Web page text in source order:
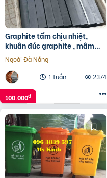
Graphite tấm chịu nhiệt,
khuân đúc graphite , mâm
khuấy, trục khuấy Graphite
cho bể mạ
Ngoài Đà Nẵng
1 tuần
2374
100.000đ